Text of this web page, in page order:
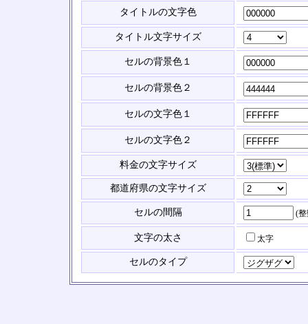
タイトルの文字色
タイトル文字サイズ
セルの背景色１
セルの背景色２
セルの文字色１
セルの文字色２
料金の文字サイズ
都道府県の文字サイズ
セルの間隔 (
文字の太さ 太字
セルのタイプ